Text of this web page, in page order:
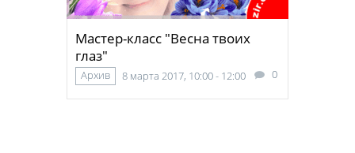
Мастер-класс "Весна твоих
глаз"
Архив 8 марта 2017, 10:00 - 12:00 0